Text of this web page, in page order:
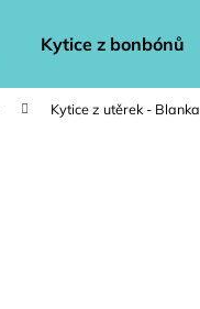
Kytice z bonbónů
Kytice z utěrek - Blanka